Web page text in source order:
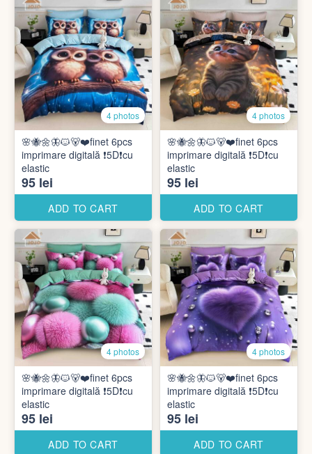
4 photos
🌸🐝🌼🦋🐱🐻❤️finet 6pcs
imprimare digitală ❗️5D❗️cu
elastic
95 lei
ADD TO CART
4 photos
🌸🐝🌼🦋🐱🐻❤️finet 6pcs
imprimare digitală ❗️5D❗️cu
elastic
95 lei
ADD TO CART
4 photos
🌸🐝🌼🦋🐱🐻❤️finet 6pcs
imprimare digitală ❗️5D❗️cu
elastic
95 lei
ADD TO CART
4 photos
🌸🐝🌼🦋🐱🐻❤️finet 6pcs
imprimare digitală ❗️5D❗️cu
elastic
95 lei
ADD TO CART